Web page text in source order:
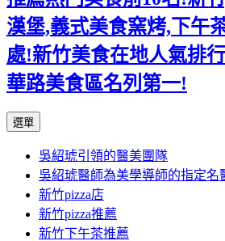
漢堡,義式美食窯烤,下午
處!新竹美食在地人氣排
華路美食區名列第一!
選單
主
要
內
容
吳紹琥引領的醫美團隊
吳紹琥醫師為美學導師的指定名
新竹pizza店
新竹pizza推薦
新竹下午茶推薦